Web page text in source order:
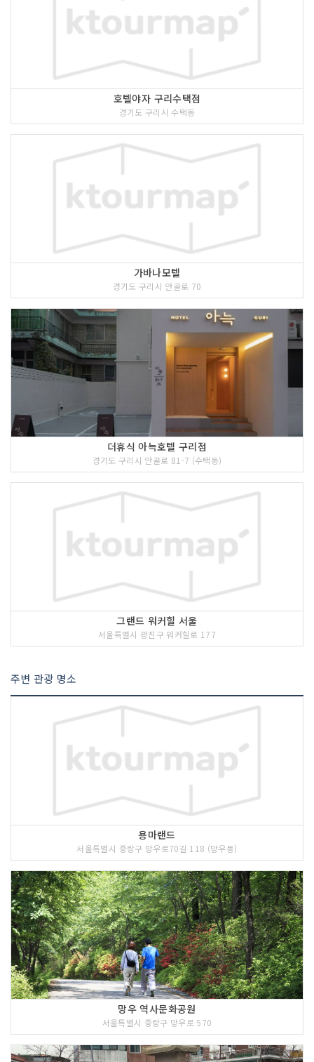
호텔야자 구리수택점
경기도 구리시 수택동
가바나모텔
경기도 구리시 안골로 70
더휴식 아늑호텔 구리점
경기도 구리시 안골로 81-7 (수택동)
그랜드 워커힐 서울
서울특별시 광진구 워커힐로 177
주변 관광 명소
용마랜드
서울특별시 중랑구 망우로70길 118 (망우동)
망우 역사문화공원
서울특별시 중랑구 망우로 570